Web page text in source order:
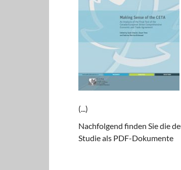
(...)
Nachfolgend finden Sie die
Studie als PDF-Dokumente